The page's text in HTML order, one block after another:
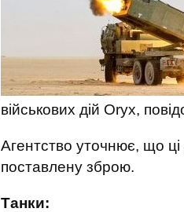
військових дій Oryx,
Агентство уточнює, що
поставлену зброю.
Танки: